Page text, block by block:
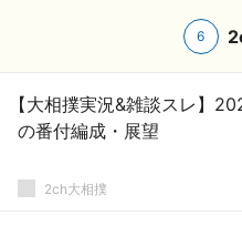
6
【大相撲実況&雑談スレ】
の番付編成・展望
2ch大相撲